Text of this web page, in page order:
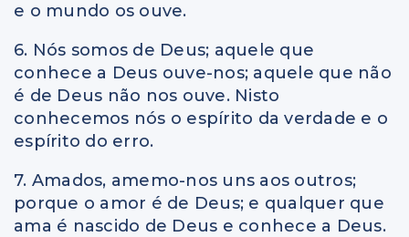
e o mundo os ouve.
6. Nós somos de Deus; aquele que
conhece a Deus ouve-nos; aquele que não
é de Deus não nos ouve. Nisto
conhecemos nós o espírito da verdade e o
espírito do erro.
7. Amados, amemo-nos uns aos outros;
porque o amor é de Deus; e qualquer que
ama é nascido de Deus e conhece a Deus.